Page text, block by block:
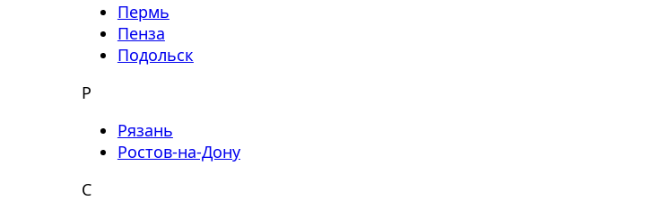
Пермь
Пенза
Подольск
Р
Рязань
Ростов-на-Дону
С